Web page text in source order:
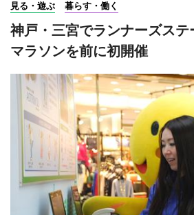
見る・遊ぶ 暮らす・働く
神戸・三宮でランナーズス
マラソンを前に初開催